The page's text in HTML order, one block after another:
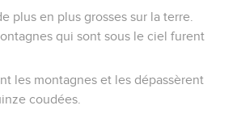
plus en plus grosses sur la terre.
qui sont sous le ciel furent
les montagnes et les dépassèrent
coudées.